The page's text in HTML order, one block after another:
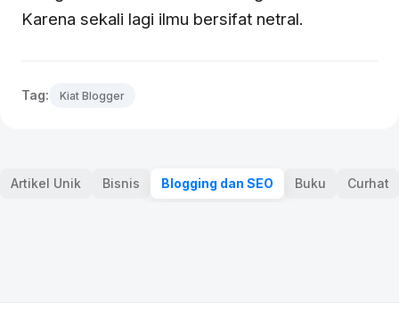
Karena sekali lagi ilmu bersifat netral.
Tag: Kiat Blogger
Artikel Unik Bisnis Blogging dan SEO Buku Curhat